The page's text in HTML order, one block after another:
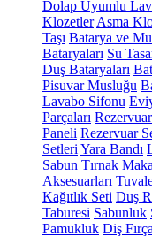
Dolap Uyumlu
Klozetler Asma
Taşı Batarya ve
Bataryaları Su
Duş Bataryaları
Pisuvar Musluğu
Lavabo Sifonu
Parçaları
Paneli Rezervuar
Setleri Yara Bandı
Sabun Tırnak
Aksesuarları
Kağıtlık Seti Duş
Taburesi Sabunluk
Pamukluk Diş